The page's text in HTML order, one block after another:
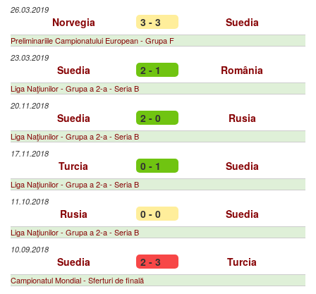
26.03.2019
Norvegia 3 - 3 Suedia
Preliminariile Campionatului European - Grupa F
23.03.2019
Suedia 2 - 1 România
Liga Naţiunilor - Grupa a 2-a - Seria B
20.11.2018
Suedia 2 - 0 Rusia
Liga Naţiunilor - Grupa a 2-a - Seria B
17.11.2018
Turcia 0 - 1 Suedia
Liga Naţiunilor - Grupa a 2-a - Seria B
11.10.2018
Rusia 0 - 0 Suedia
Liga Naţiunilor - Grupa a 2-a - Seria B
10.09.2018
Suedia 2 - 3 Turcia
Campionatul Mondial - Sferturi de finală